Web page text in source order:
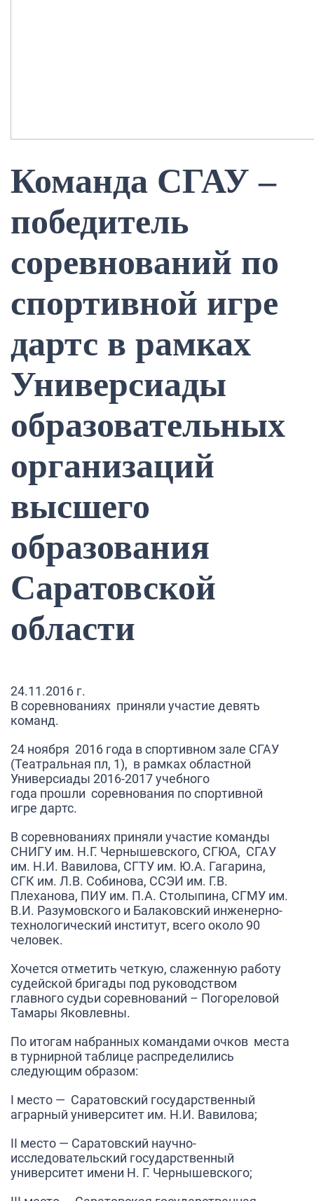
Команда СГАУ –
победитель
соревнований по
спортивной игре
дартс в рамках
Универсиады
образовательных
организаций
высшего
образования
Саратовской
области
24.11.2016 г.
В соревнованиях приняли участие девять
команд.
24 ноября 2016 года в спортивном зале СГАУ
(Театральная пл, 1), в рамках областной
Универсиады 2016-2017 учебного
года прошли соревнования по спортивной
игре дартс.
В соревнованиях приняли участие команды
СНИГУ им. Н.Г. Чернышевского, СГЮА, СГАУ
им. Н.И. Вавилова, СГТУ им. Ю.А. Гагарина,
СГК им. Л.В. Собинова, ССЭИ им. Г.В.
Плеханова, ПИУ им. П.А. Столыпина, СГМУ им.
В.И. Разумовского и Балаковский инженерно-
технологический институт, всего около 90
человек.
Хочется отметить четкую, слаженную работу
судейской бригады под руководством
главного судьи соревнований – Погореловой
Тамары Яковлевны.
По итогам набранных командами очков места
в турнирной таблице распределились
следующим образом:
I место — Саратовский государственный
аграрный университет им. Н.И. Вавилова;
II место — Саратовский научно-
исследовательский государственный
университет имени Н. Г. Чернышевского;